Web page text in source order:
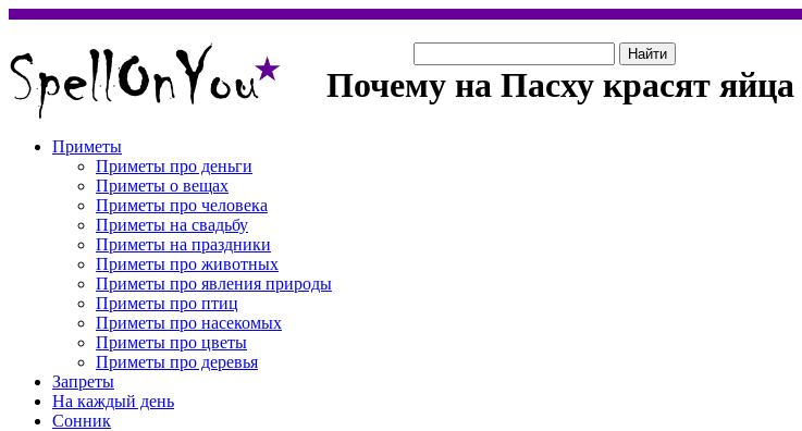
Приметы
Приметы про деньги
Приметы о вещах
Приметы про человека
Приметы на свадьбу
Приметы на праздники
Приметы про животных
Приметы про явления природы
Приметы про птиц
Приметы про насекомых
Приметы про цветы
Приметы про деревья
Запреты
На каждый день
Сонник
Почему на Пасху красят яйца